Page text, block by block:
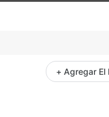
+ Agregar El